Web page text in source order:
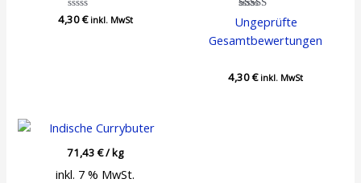
Bewertet
4,30€ inkl. MwSt
Bewertet
mit
4.00
von 5
Ungeprüfte
Gesamtbewertungen
4,30€ inkl. MwSt
71,43€/kg
inkl. 7 % MwSt.